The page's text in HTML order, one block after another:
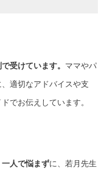
受けています。 ママやパ
適切なアドバイスや支
でお伝えしています。
一人で悩まずに、若月先生